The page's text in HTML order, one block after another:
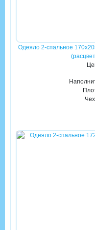
Одеяло 2-спальное